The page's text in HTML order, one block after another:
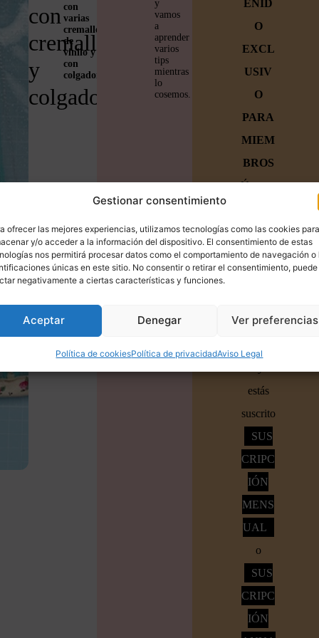
Gestionar consentimiento
ofrecer las mejores experiencias, utilizamos tecnologías como las cookies para
y/o acceder a la información del dispositivo. El consentimiento de estas
nos permitirá procesar datos como el comportamiento de navegación o
únicas en este sitio. No consentir o retirar el consentimiento, puede
negativamente a ciertas características y funciones.
Aceptar Denegar Ver preferencias
Política de cookiesPolítica de privacidadAviso Legal
con
cremalleras
y
colgador
con
varias
cremalleras,
de
vinilo y
con
colgador
y
vamos
a
aprender
varios
tips
mientras
lo
cosemos.
ENID
O
EXCL
USIV
O
PARA
MIEM
BROS
Únete a
familia
y
crear
estás
suscrito
SUS
CRIPC
IÓN
MENS
UAL
o
SUS
CRIPC
IÓN